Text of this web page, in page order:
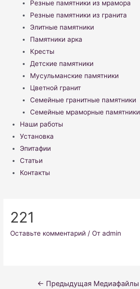
Резные памятники из мрамора
Резные памятники из гранита
Элитные памятники
Памятники арка
Кресты
Детские памятники
Мусульманские памятники
Цветной гранит
Семейные гранитные памятники
Семейные мраморные памятники
Наши работы
Установка
Эпитафии
Статьи
Контакты
221
Оставьте комментарий / От admin
Навигация
← Предыдущая Медиафайлы